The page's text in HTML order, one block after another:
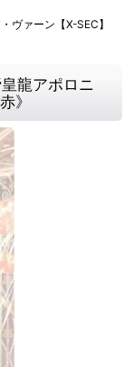
ヴァーン【X-SEC】
龍アポロニ
》